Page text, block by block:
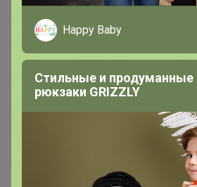
475р
Happy Baby
Стильные и
рюкзаки GRIZZLY